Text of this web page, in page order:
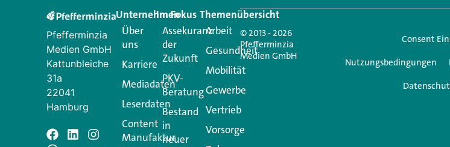
Pfefferminzia
Medien GmbH
Kattunbleiche
31a
22041
Hamburg
Unternehmen
Über
uns
Karriere
Mediadaten
Leserdaten
Content
Manufaktur
Im Fokus
Assekuranz
der
Zukunft
PKV-
Beratung
Bestand
in
neuer
Themenübersicht
Arbeit
Gesundheit
Mobilität
Gewerbe
Vertrieb
Vorsorge
© 2013 - 2026
Pfefferminzia
Medien GmbH
Consent
Nutzungsbedingungen